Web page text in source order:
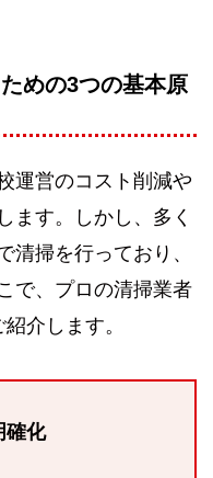
めの3つの基本原
運営のコスト削減や
ます。しかし、多く
清掃を行っており、
で、プロの清掃業者
介します。
確化